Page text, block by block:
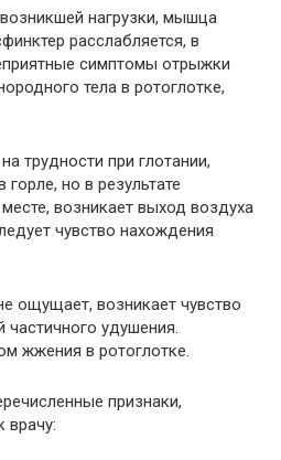
нагрузки, мышца
расслабляется, в
симптомы отрыжки
тела в ротоглотке,
трудности при глотании,
горле, но в результате
возникает выход воздуха
чувство нахождения
ощущает, возникает чувство
удушения.
жжения в ротоглотке.
признаки,
врачу: